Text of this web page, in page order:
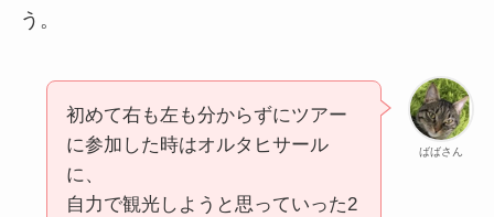
う。
ばばさん
初めて右も左も分からずにツアー
に参加した時はオルタヒサール
に、
自力で観光しようと思っていった2